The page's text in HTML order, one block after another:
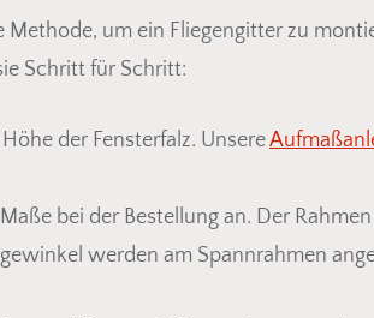
um ein Fliegengitter zu
Schritt für Schritt:
der Fensterfalz. Unsere
bei der Bestellung an. Der
werden am Spannrahmen